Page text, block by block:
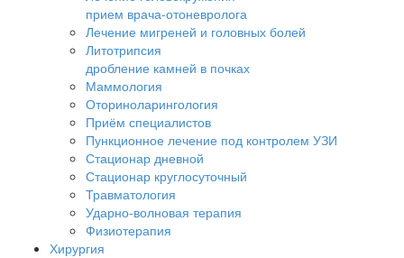
прием врача-отоневролога
Лечение мигреней и головных болей
Литотрипсия
дробление камней в почках
Маммология
Оториноларингология
Приём специалистов
Пункционное лечение под контролем УЗИ
Стационар дневной
Стационар круглосуточный
Травматология
Ударно-волновая терапия
Физиотерапия
Хирургия